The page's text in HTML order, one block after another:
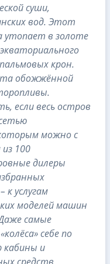
суши,
вод. Этот
утопает в золоте
крон.
обожжённой
если весь остров
можно с
100
дилеры
к услугам
моделей машин
самые
себе по
кабины и
средств